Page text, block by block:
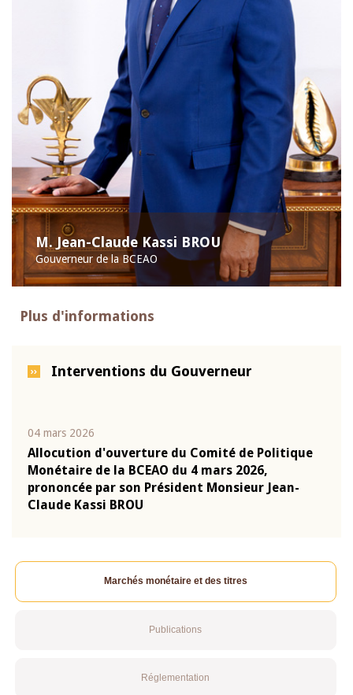
M. Jean-Claude Kassi BROU
Gouverneur de la BCEAO
Plus d'informations
Interventions du Gouverneur
04 mars 2026
Allocution d'ouverture du Comité de Politique
Monétaire de la BCEAO du 4 mars 2026,
prononcée par son Président Monsieur Jean-
Claude Kassi BROU
Marchés monétaire et des titres
Publications
Réglementation